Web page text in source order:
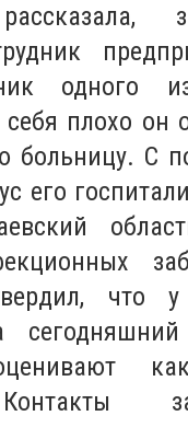
одного
себя плохо он
больницу. С
его
что у